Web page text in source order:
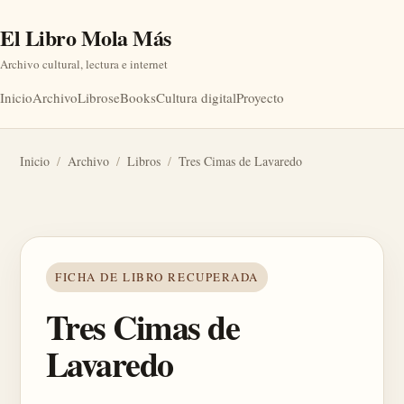
El Libro Mola Más
Archivo cultural, lectura e internet
InicioArchivoLibroseBooksCultura digitalProyecto
Inicio / Archivo / Libros / Tres Cimas de Lavaredo
FICHA DE LIBRO RECUPERADA
Tres Cimas de
Lavaredo